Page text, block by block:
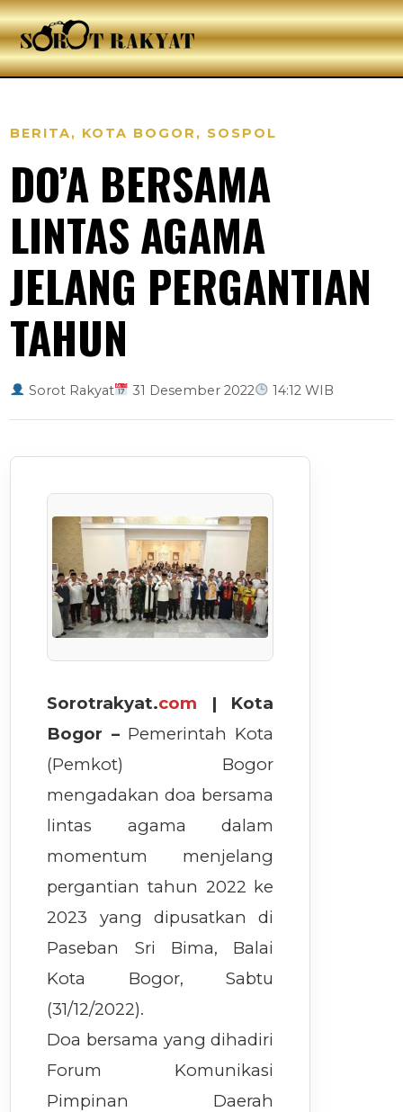
BERITA, KOTA BOGOR , SOSPOL
DO’A BERSAMA
LINTAS AGAMA
JELANG PERGANTIAN
TAHUN
Sorot Rakyat 31 Desember 2022 14:12 WIB
Sorotrakyat.com | Kota
Bogor – Pemerintah Kota
(Pemkot) Bogor
mengadakan doa bersama
lintas agama dalam
momentum menjelang
pergantian tahun 2022 ke
2023 yang dipusatkan di
Paseban Sri Bima, Balai
Kota Bogor, Sabtu
(31/12/2022).
Doa bersama yang dihadiri
Forum Komunikasi
Pimpinan Daerah